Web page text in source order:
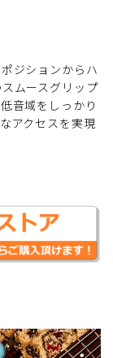
ジションからハ
ムースグリップ
音域をしっかり
アクセスを実現